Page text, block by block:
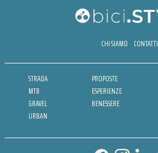
CHI SIAMO CONTATTI
STRADA
MTB
GRAVEL
URBAN
PROPOSTE
ESPERIENZE
BENESSERE